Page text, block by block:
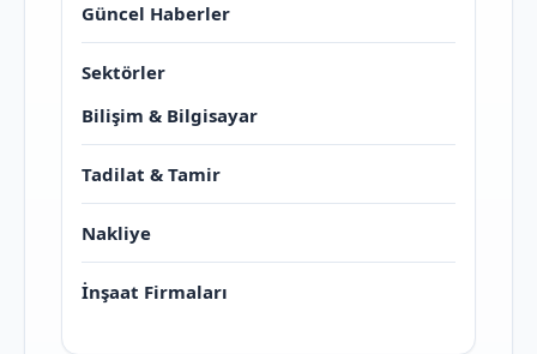
Güncel Haberler
Sektörler
Bilişim & Bilgisayar
Tadilat & Tamir
Nakliye
İnşaat Firmaları